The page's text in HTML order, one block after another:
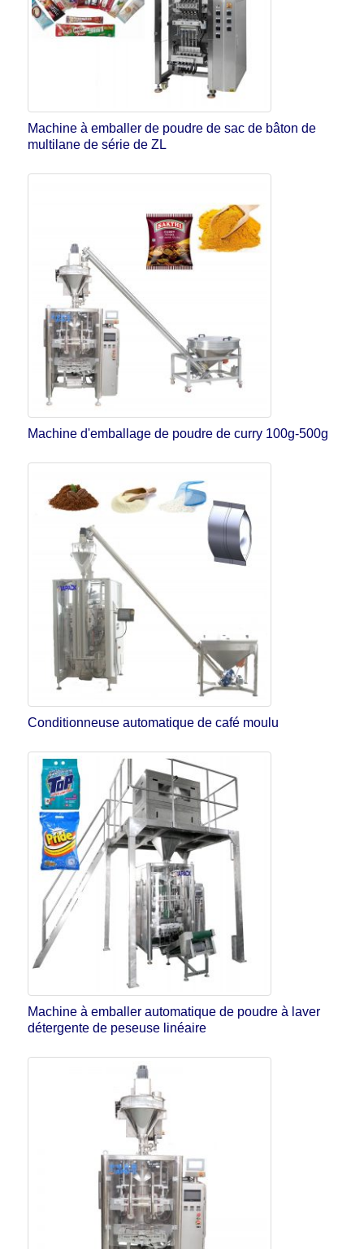
Machine à emballer de poudre de sac de bâton de
multilane de série de ZL
Machine d'emballage de poudre de curry 100g-500g
Conditionneuse automatique de café moulu
Machine à emballer automatique de poudre à laver
détergente de peseuse linéaire